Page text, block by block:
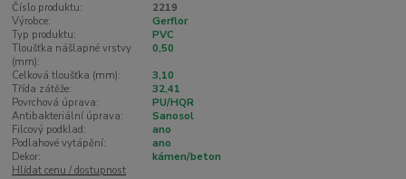
Číslo produktu:
2219
Výrobce:
Gerflor
Typ produktu:
PVC
Tloušťka nášlapné vrstvy
(mm):
0,50
Celková tloušťka (mm):
3,10
Třída zátěže:
32,41
Povrchová úprava:
PU/HQR
Antibakteriální úprava:
Sanosol
Filcový podklad:
ano
Podlahové vytápění:
ano
Dekor:
kámen/beton
Hlídat cenu / dostupnost